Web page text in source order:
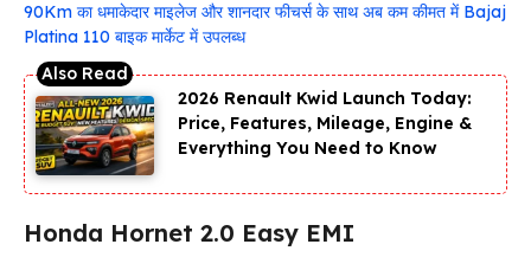
90Km का धमाकेदार माइलेज और शानदार फीचर्स के साथ अब कम कीमत में Bajaj
Platina 110 बाइक मार्केट में उपलब्ध
2026 Renault Kwid Launch Today:
Price, Features, Mileage, Engine &
Everything You Need to Know
Honda Hornet 2.0 Easy EMI